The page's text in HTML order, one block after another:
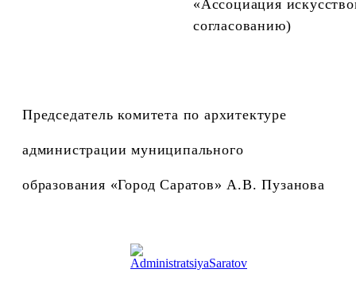
«Ассоциация
согласованию)
Председатель комитета по архитектуре
администрации муниципального
образования «Город Саратов» А.В. Пузанова